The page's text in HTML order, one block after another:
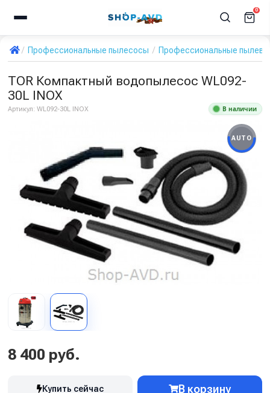
0
Профессиональные пылесосы Профессиональные
TOR Компактный водопылесос WL092-
30L INOX
Артикул: WL092-30L INOX В наличии
AUTO
8 400 руб.
Купить сейчас В корзину